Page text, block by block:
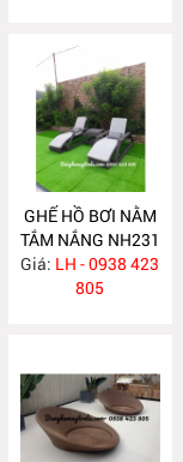
GHẾ HỒ BƠI NẰM
TẮM NẮNG NH231
Giá: LH - 0938 423
805